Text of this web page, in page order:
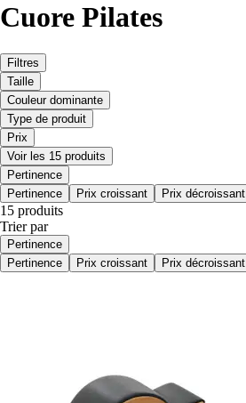
Cuore Pilates
Filtres
Taille
Couleur dominante
Type de produit
Prix
Voir les 15 produits
Pertinence
Pertinence
Prix croissant Prix décroissant
15 produits
Trier par
Pertinence
Pertinence
Prix croissant Prix décroissant